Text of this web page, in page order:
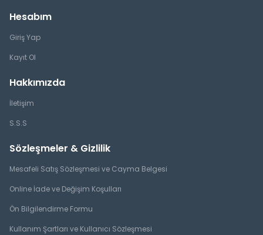
Hesabım
Giriş Yap
Kayıt Ol
Hakkımızda
İletişim
S.S.S
Sözleşmeler & Gizlilik
Mesafeli Satış Sözleşmesi ve Cayma Belgesi
Online İade ve Değişim Koşulları
Ön Bilgilendirme Formu
Kullanım Şartları ve Kullanıcı Sözleşmesi